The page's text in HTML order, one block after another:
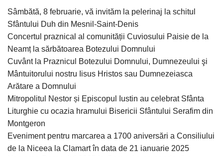
Sâmbătă, 8 februarie, vă invităm la pelerinaj la schitul
Sfântului Duh din Mesnil-Saint-Denis
Concertul praznical al comunității Cuviosului Paisie de la
Neamț la sărbătoarea Botezului Domnului
Cuvânt la Praznicul Botezului Domnului, Dumnezeului şi
Mântuitorului nostru Iisus Hristos sau Dumnezeiasca
Arătare a Domnului
Mitropolitul Nestor și Episcopul Iustin au celebrat Sfânta
Liturghie cu ocazia hramului Bisericii Sfântului Serafim din
Montgeron
Eveniment pentru marcarea a 1700 aniversări a Consiliului
de la Niceea la Clamart în data de 21 ianuarie 2025